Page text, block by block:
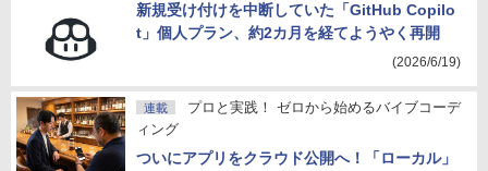
新規受け付けを中断していた「GitHub Copilo
t」個人プラン、約2カ月を経てようやく再開
(2026/6/19)
連載
プロと実践！ ゼロから始めるバイブコーデ
ィング
ついにアプリをクラウド公開へ！「ローカル」